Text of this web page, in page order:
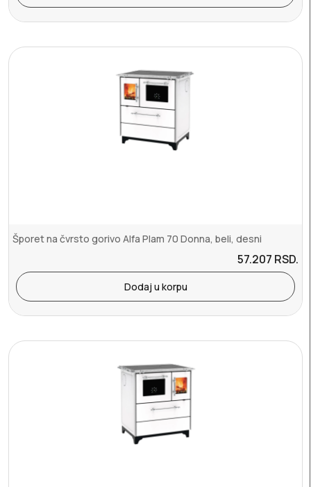
Šporet na čvrsto gorivo Alfa Plam 70 Donna, beli, desni
57.207 RSD.
Dodaj u korpu